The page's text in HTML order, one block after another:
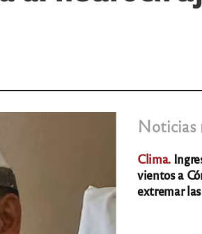
Noticias
Clima.
vientos a
extremar